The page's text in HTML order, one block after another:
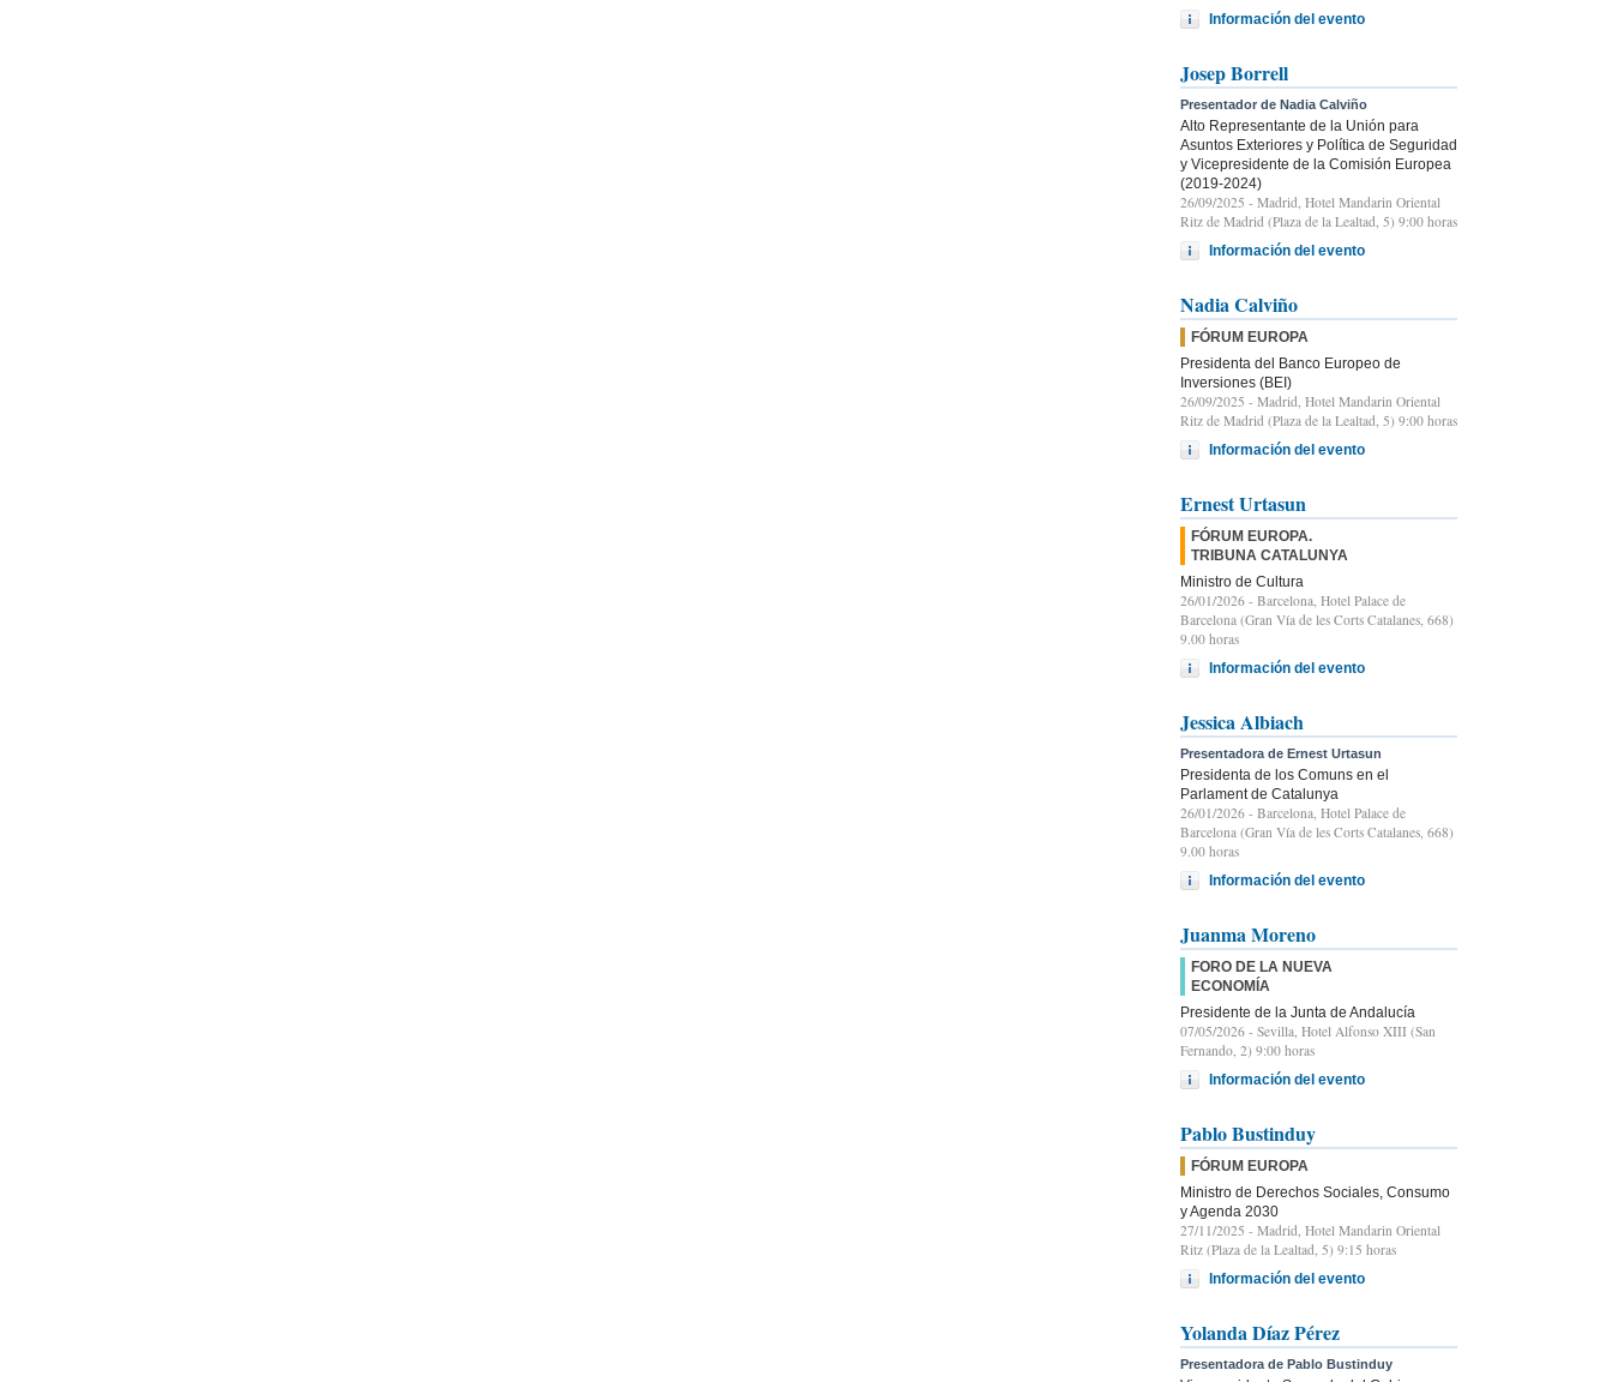
Información del evento
Josep Borrell
Presentador de Nadia Calviño
Alto Representante de la Unión para
Asuntos Exteriores y Política de Seguridad
y Vicepresidente de la Comisión Europea
(2019-2024)
26/09/2025 - Madrid, Hotel Mandarin Oriental
Ritz de Madrid (Plaza de la Lealtad, 5) 9:00 horas
Información del evento
Nadia Calviño
FÓRUM EUROPA
Presidenta del Banco Europeo de
Inversiones (BEI)
26/09/2025 - Madrid, Hotel Mandarin Oriental
Ritz de Madrid (Plaza de la Lealtad, 5) 9:00 horas
Información del evento
Ernest Urtasun
FÓRUM EUROPA.
TRIBUNA CATALUNYA
Ministro de Cultura
26/01/2026 - Barcelona, Hotel Palace de
Barcelona (Gran Vía de les Corts Catalanes, 668)
9.00 horas
Información del evento
Jessica Albiach
Presentadora de Ernest Urtasun
Presidenta de los Comuns en el
Parlament de Catalunya
26/01/2026 - Barcelona, Hotel Palace de
Barcelona (Gran Vía de les Corts Catalanes, 668)
9.00 horas
Información del evento
Juanma Moreno
FORO DE LA NUEVA
ECONOMÍA
Presidente de la Junta de Andalucía
07/05/2026 - Sevilla, Hotel Alfonso XIII (San
Fernando, 2) 9:00 horas
Información del evento
Pablo Bustinduy
FÓRUM EUROPA
Ministro de Derechos Sociales, Consumo
y Agenda 2030
27/11/2025 - Madrid, Hotel Mandarin Oriental
Ritz (Plaza de la Lealtad, 5) 9:15 horas
Información del evento
Yolanda Díaz Pérez
Presentadora de Pablo Bustinduy